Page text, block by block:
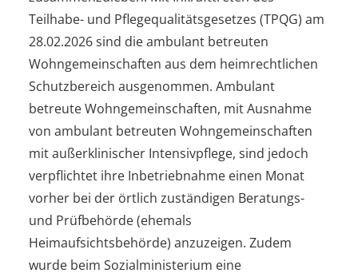
Teilhabe- und Pflegequalitätsgesetzes (TPQG) am
28.02.2026 sind die ambulant betreuten
Wohngemeinschaften aus dem heimrechtlichen
Schutzbereich ausgenommen. Ambulant
betreute Wohngemeinschaften, mit Ausnahme
von ambulant betreuten Wohngemeinschaften
mit außerklinischer Intensivpflege, sind jedoch
verpflichtet ihre Inbetriebnahme einen Monat
vorher bei der örtlich zuständigen Beratungs-
und Prüfbehörde (ehemals
Heimaufsichtsbehörde) anzuzeigen. Zudem
wurde beim Sozialministerium eine